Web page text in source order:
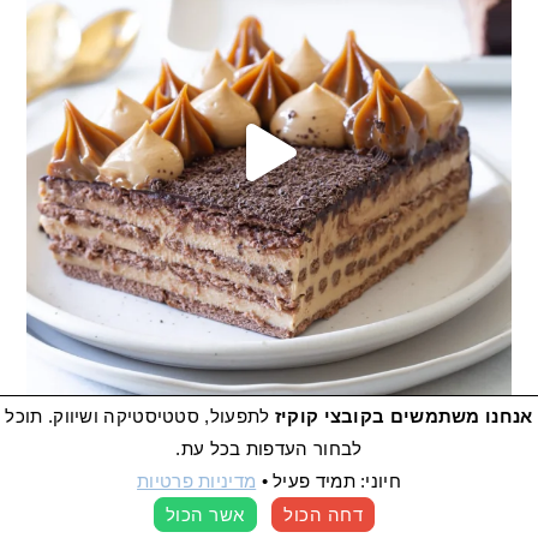
אנחנו משתמשים בקובצי קוקיז לתפעול, סטטיסטיקה ושיווק. תוכל
לבחור העדפות בכל עת.
חיוני: תמיד פעיל• מדיניות פרטיות
דחה הכול
אשר הכול